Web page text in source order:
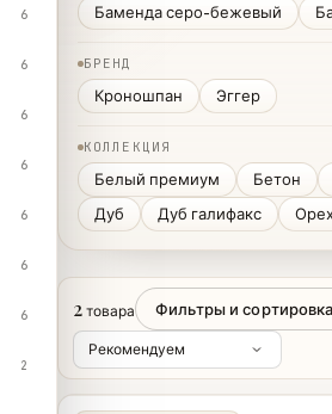
6
6
6
6
6
6
6
2
Баменда серо-бежевый
БРЕНД
Кроношпан Эггер
КОЛЛЕКЦИЯ
Белый премиум Бетон
Дуб
Дуб галифакс
2 товара Фильтры и сортировка